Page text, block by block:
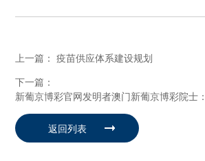
上一篇：疫苗供应体系建设规划
下一篇：
新葡京博彩官网发明者澳门新葡京博彩院士